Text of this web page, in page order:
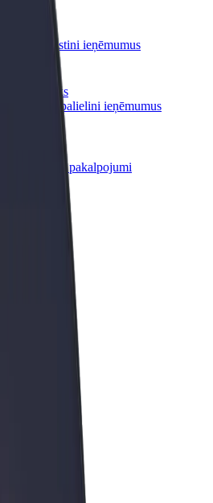
un paaugstini ieņēmumus
īpašnieks
Bolt un palielini ieņēmumus
Bolt pakalpojumi